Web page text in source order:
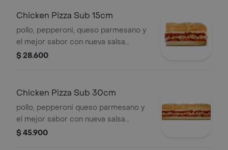
Chicken Pizza Sub 15cm
pollo, pepperoni, queso parmesano y
el mejor sabor con nueva salsa
marinara y vegetales.
$ 28.600
Chicken Pizza Sub 30cm
pollo, pepperoni queso parmesano y
el mejor sabor con nueva salsa
marinara y vegetales.
$ 45.900